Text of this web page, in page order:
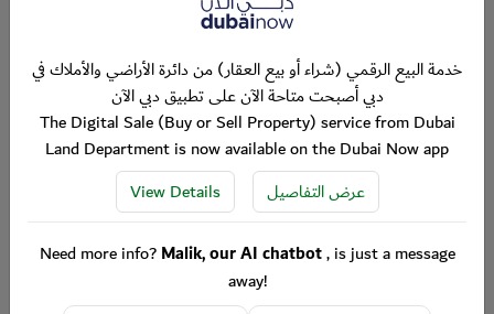
خدمة البيع الرقمي (شراء أو بيع العقار) من دائرة الأراضي والأملاك في
دبي أصبحت متاحة الآن على تطبيق دبي الآن
The Digital Sale (Buy or Sell Property) service from Dubai
Land Department is now available on the Dubai Now app
View Details
عرض التفاصيل
Need more info?Malik, our AI chatbot, is just a message
away!